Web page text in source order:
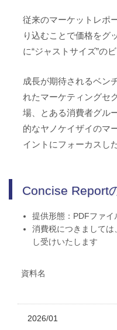
従来のマーケットレポ
り込むことで価格をグ
に“ジャストサイズ”の
成長が期待されるベン
れたマーケティングセ
場、とある消費者グル
的なヤノケイザイのマ
イントにフォーカスし
Concise Report
提供形態：PDFファイ
消費税につきましては
し受けいたします
資料名
2026/01